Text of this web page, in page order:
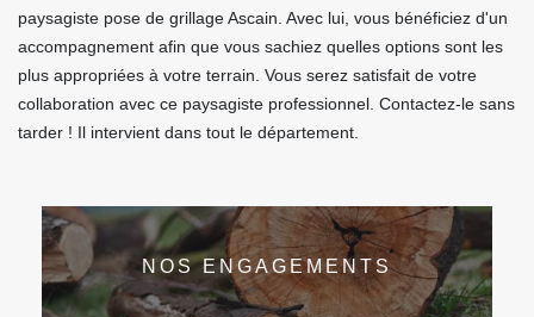
paysagiste pose de grillage Ascain. Avec lui, vous bénéficiez d'un
accompagnement afin que vous sachiez quelles options sont les
plus appropriées à votre terrain. Vous serez satisfait de votre
collaboration avec ce paysagiste professionnel. Contactez-le sans
tarder ! Il intervient dans tout le département.
NOS ENGAGEMENTS